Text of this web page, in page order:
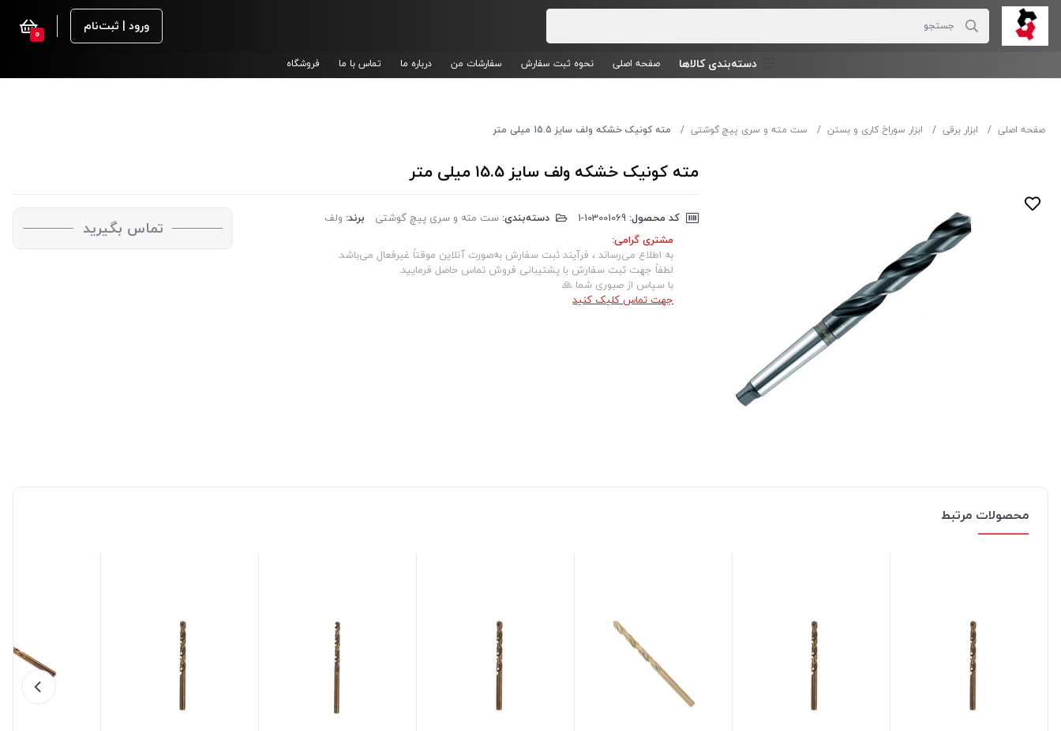
ورود | ثبت‌نام 0
دسته‌بندی‌ کالاها صفحه اصلی نحوه ثبت سفارش سفارشات من درباره ما تماس با ما فروشگاه
صفحه اصلی ابزار برقی ابزار سوراخ کاری و بستن ست مته و سری پیچ گوشتی مته کونیک خشکه ولف سایز 15.5 میلی متر
مته کونیک خشکه ولف سایز 15.5 میلی متر
کد محصول: دسته‌بندی: ست مته و سری پیچ گوشتی برند: ولف
مشتری گرامی:
به اطلاع می‌رساند ، فرآیند ثبت سفارش به‌صورت آنلاین موقتاً غیرفعال می‌باشد.
لطفاً جهت ثبت سفارش با پشتیبانی فروش تماس حاصل فرمایید.
با سپاس از صبوری شما 🙏
جهت تماس کلیک کنید
تماس بگیرید
محصولات مرتبط